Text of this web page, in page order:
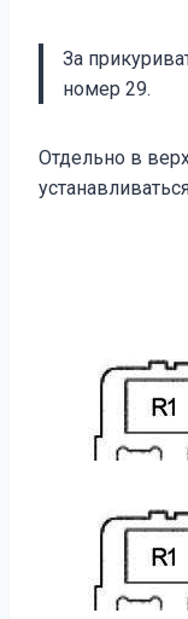
За
номер 29.
Отдельно в